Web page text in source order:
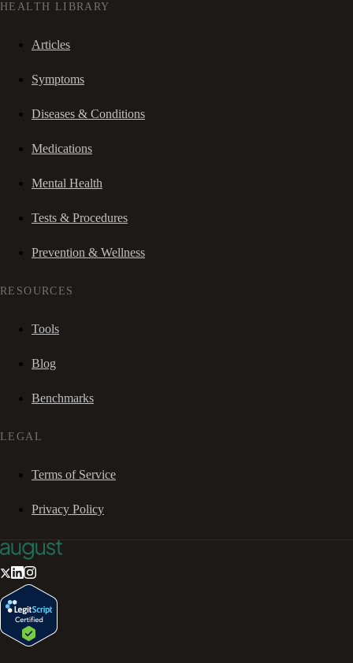
HEALTH LIBRARY
Articles
Symptoms
Diseases & Conditions
Medications
Mental Health
Tests & Procedures
Prevention & Wellness
RESOURCES
Tools
Blog
Benchmarks
LEGAL
Terms of Service
Privacy Policy